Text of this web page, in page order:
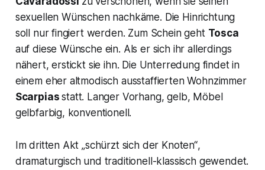
sexuellen Wünschen nachkäme. Die Hinrichtung
soll nur fingiert werden. Zum Schein geht Tosca
auf diese Wünsche ein. Als er sich ihr allerdings
nähert, erstickt sie ihn. Die Unterredung findet in
einem eher altmodisch ausstaffierten Wohnzimmer
Scarpiasstatt. Langer Vorhang, gelb, Möbel
gelbfarbig, konventionell.
Im dritten Akt„schürzt sich der Knoten“,
dramaturgisch und traditionell-klassisch gewendet.